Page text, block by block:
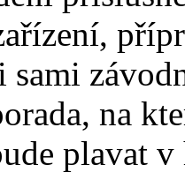
sami
na
plavat